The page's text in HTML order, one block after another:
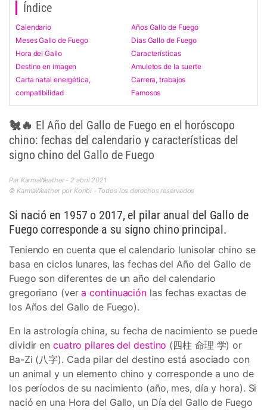
Índice
Calendario
Años Gallo de Fuego
Meses Gallo de Fuego
Días Gallo de Fuego
Hora del Gallo
Características
Destino en imagen
Amuletos de la suerte
Carta natal energética,
compatibilidad
Carrera, trabajos
Famosos
🐔🔥 El Año del Gallo de Fuego en el horóscopo
chino: fechas del calendario y características del
signo chino del Gallo de Fuego
Par KarmaWeather - 2 abril 2021
© KarmaWeather por Konbi - Todos los derechos reservados
Si nació en 1957 o 2017, el pilar anual del Gallo de
Fuego corresponde a su signo chino principal.
Teniendo en cuenta que el calendario lunisolar chino se
basa en ciclos lunares, las fechas del Año del Gallo de
Fuego son diferentes de un año del calendario
gregoriano (vera continuación las fechas exactas de
los Años del Gallo de Fuego).
En la astrología china, su fecha de nacimiento se puede
dividir en cuatro pilares del destino (四柱 命理 学) or
Ba-Zi (八字). Cada pilar del destino está asociado con
un animal y un elemento chino y corresponde a uno de
los períodos de su nacimiento (año, mes, día y hora). Si
nació en una Hora del Gallo, un Día del Gallo de Fuego